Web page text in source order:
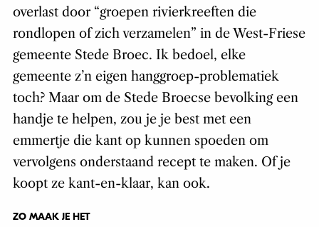
overlast door “groepen rivierkreeften die
rondlopen of zich verzamelen” in de West-Friese
gemeente Stede Broec. Ik bedoel, elke
gemeente z’n eigen hanggroep-problematiek
toch? Maar om de Stede Broecse bevolking een
handje te helpen, zou je je best met een
emmertje die kant op kunnen spoeden om
vervolgens onderstaand recept te maken. Of je
koopt ze kant-en-klaar, kan ook.
ZO MAAK JE HET